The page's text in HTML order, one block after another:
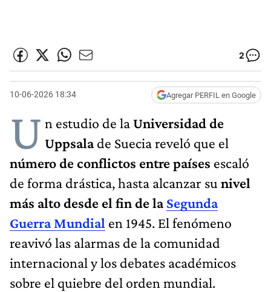
2
10-06-2026 18:34 Agregar PERFIL en Google
U n estudio de laUniversidad de
Uppsalade Suecia reveló que el
número de conflictos entre países escaló
de forma drástica, hasta alcanzar su nivel
más alto desde el fin de laSegunda
Guerra Mundial en 1945. El fenómeno
reavivó las alarmas de la comunidad
internacional y los debates académicos
sobre el quiebre del orden mundial.